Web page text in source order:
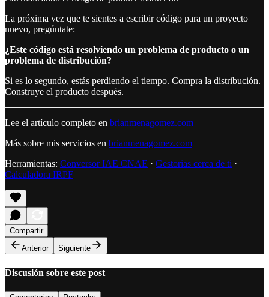
La próxima vez que te sientes a escribir código para un proyecto
nuevo, pregúntate:
¿Este código está resolviendo un problema de producto o un
problema de distribución?
Si es lo segundo, estás perdiendo el tiempo. Compra la distribución.
Construye el producto después.
Lee el artículo completo en brianmenagomez.com
Más sobre mis servicios en brianmenagomez.com
Herramientas: Conversor IAE CNAE · Gestorias cerca de ti ·
Calculadora IRPF
Compartir
Anterior
Siguiente
Discusión sobre este post